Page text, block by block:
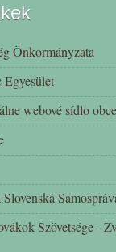
Önkormányzata
Egyesület
webové sídlo obce
Szövetsége -